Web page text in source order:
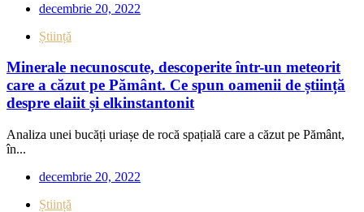
decembrie 20, 2022
Știință
Minerale necunoscute, descoperite într-un meteorit
care a căzut pe Pământ. Ce spun oamenii de știință
despre elaiit și elkinstantonit
Analiza unei bucăți uriașe de rocă spațială care a căzut pe Pământ,
în...
decembrie 20, 2022
Știință